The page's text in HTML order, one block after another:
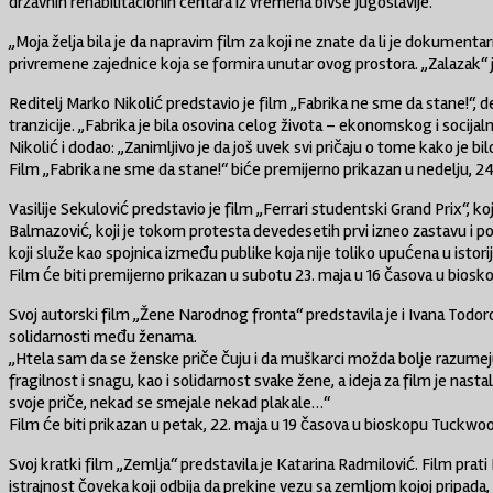
„Moja želja bila je da napravim film za koji ne znate da li je
privremene zajednice koja se formira unutar ovog prostora.
Reditelj Marko Nikolić predstavio je film „Fabrika ne sme da
tranzicije. „Fabrika je bila osovina celog života – ekonomskog i
Nikolić i dodao: „Zanimljivo je da još uvek svi pričaju o tome kako je
Film „Fabrika ne sme da stane!“ biće premijerno prikazan u nedelju,
Vasilije Sekulović predstavio je film „Ferrari studentski Grand
Balmazović, koji je tokom protesta devedesetih prvi izneo zastavu i
koji služe kao spojnica između publike koja nije toliko upućena u
Film će biti premijerno prikazan u subotu 23. maja u 16 časova u
Svoj autorski film „Žene Narodnog fronta“ predstavila je i Ivana
solidarnosti među ženama.
„Htela sam da se ženske priče čuju i da muškarci možda bolje
fragilnost i snagu, kao i solidarnost svake žene, a ideja za film je
svoje priče, nekad se smejale nekad plakale…“
Film će biti prikazan u petak, 22. maja u 19 časova u bioskopu
Svoj kratki film „Zemlja“ predstavila je Katarina Radmilović. Film
istrajnost čoveka koji odbija da prekine vezu sa zemljom kojoj